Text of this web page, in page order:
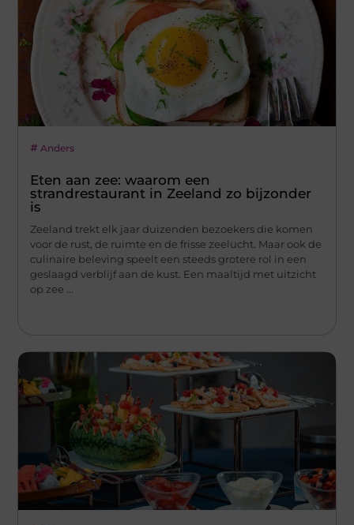
Anders
Eten aan zee: waarom een
strandrestaurant in Zeeland zo bijzonder
is
Zeeland trekt elk jaar duizenden bezoekers die komen
voor de rust, de ruimte en de frisse zeelucht. Maar ook de
culinaire beleving speelt een steeds grotere rol in een
geslaagd verblijf aan de kust. Een maaltijd met uitzicht
op zee ...